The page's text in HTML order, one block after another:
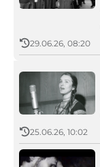
29.06.26, 08:20
25.06.26, 10:02